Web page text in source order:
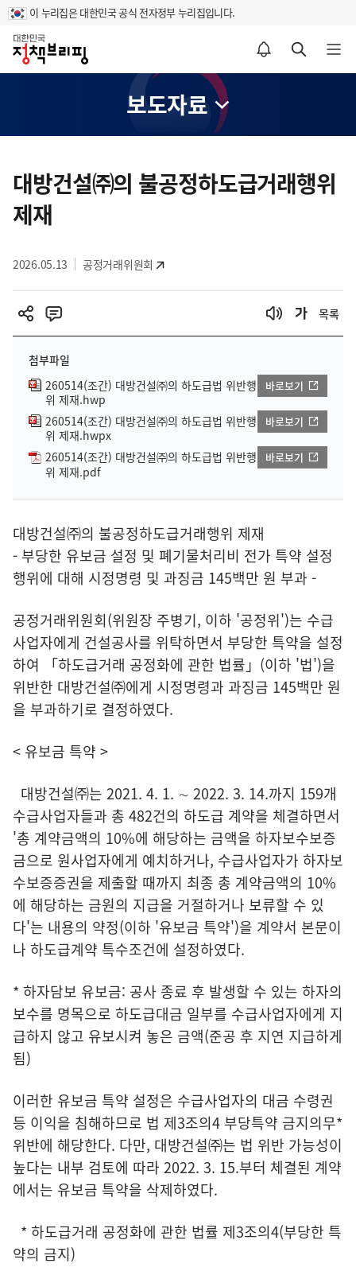
이 누리집은 대한민국 공식 전자정부 누리집입니다.
홈
알림설정 바로가기 검색 바로가기 메뉴 열기
보도자료
텐
츠
영
대방건설㈜의 불공정하도급거래행위
제재
2026.05.13 공정거래위원회
목록
첨부파일
260514(조간) 대방건설㈜의 하도급법 위반행
위 제재.hwp
바로보기
260514(조간) 대방건설㈜의 하도급법 위반행
위 제재.hwpx
바로보기
260514(조간) 대방건설㈜의 하도급법 위반행
위 제재.pdf
바로보기
대방건설㈜의 불공정하도급거래행위 제재
- 부당한 유보금 설정 및 폐기물처리비 전가 특약 설정
행위에 대해 시정명령 및 과징금 145백만 원 부과 -
공정거래위원회(위원장 주병기, 이하 '공정위')는 수급
사업자에게 건설공사를 위탁하면서 부당한 특약을 설정
하여 「하도급거래 공정화에 관한 법률」(이하 '법')을
위반한 대방건설㈜에게 시정명령과 과징금 145백만 원
을 부과하기로 결정하였다.
< 유보금 특약 >
대방건설㈜는 2021. 4. 1. ∼ 2022. 3. 14.까지 159개
수급사업자들과 총 482건의 하도급 계약을 체결하면서
'총 계약금액의 10%에 해당하는 금액을 하자보수보증
금으로 원사업자에게 예치하거나, 수급사업자가 하자보
수보증증권을 제출할 때까지 최종 총 계약금액의 10%
에 해당하는 금원의 지급을 거절하거나 보류할 수 있
다'는 내용의 약정(이하 '유보금 특약')을 계약서 본문이
나 하도급계약 특수조건에 설정하였다.
* 하자담보 유보금: 공사 종료 후 발생할 수 있는 하자의
보수를 명목으로 하도급대금 일부를 수급사업자에게 지
급하지 않고 유보시켜 놓은 금액(준공 후 지연 지급하게
됨)
이러한 유보금 특약 설정은 수급사업자의 대금 수령권
등 이익을 침해하므로 법 제3조의4 부당특약 금지의무*
위반에 해당한다. 다만, 대방건설㈜는 법 위반 가능성이
높다는 내부 검토에 따라 2022. 3. 15.부터 체결된 계약
에서는 유보금 특약을 삭제하였다.
* 하도급거래 공정화에 관한 법률 제3조의4(부당한 특
약의 금지)